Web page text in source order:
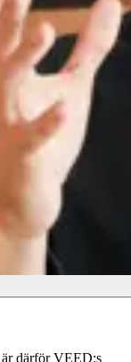
därför VEED:s